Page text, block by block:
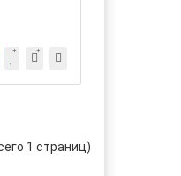
1 страниц)